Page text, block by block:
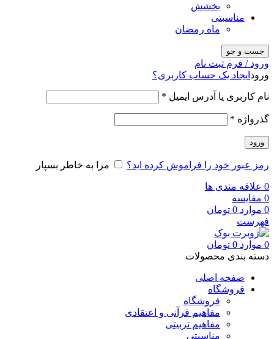
بخشش
مناسبتی
ماه رمضان
جست و جو
ورود / فرم ثبت نام
ورود ایجاد یک حساب کاربری؟
نام کاربری یا آدرس ایمیل *
گذرواژه *
ورود
رمز عبور خود را فراموش کرده اید؟ مرا به خاطر بسپار
0 علاقه مندی ها
0 مقایسه
0 موارد 0 تومان
فهرست
0 موارد 0 تومان
دسته بندی محصولات
صفحه اصلی
فروشگاه
فروشگاه
مفاهیم قرآنی و اعتقادی
مفاهیم تربیتی
مناسبتی